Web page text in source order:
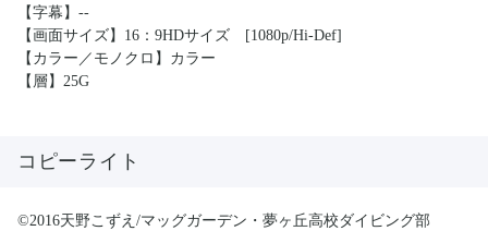
【字幕】--
【画面サイズ】16：9HDサイズ [1080p/Hi-Def]
【カラー／モノクロ】カラー
【層】25G
コピーライト
©2016天野こずえ/マッグガーデン・夢ヶ丘高校ダイビング部